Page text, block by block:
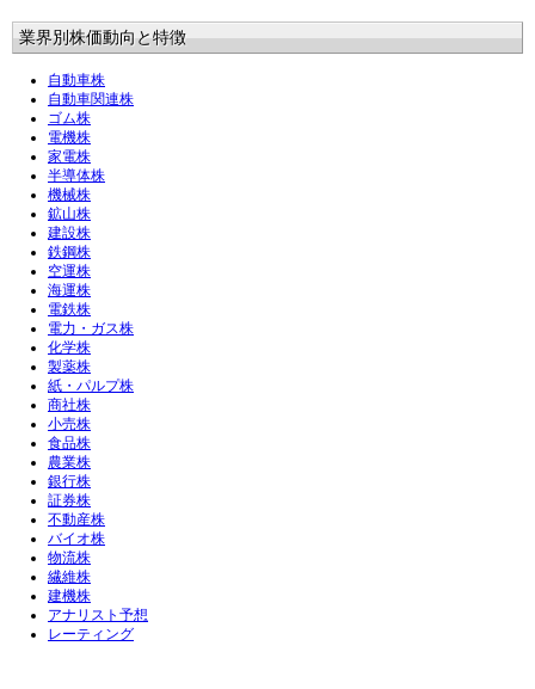
業界別株価動向と特徴
自動車株
自動車関連株
ゴム株
電機株
家電株
半導体株
機械株
鉱山株
建設株
鉄鋼株
空運株
海運株
電鉄株
電力・ガス株
化学株
製薬株
紙・パルプ株
商社株
小売株
食品株
農業株
銀行株
証券株
不動産株
バイオ株
物流株
繊維株
建機株
アナリスト予想
レーティング